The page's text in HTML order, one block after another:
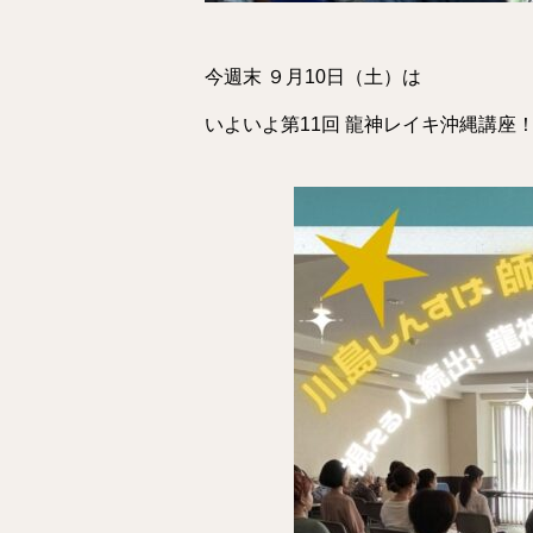
今週末 ９月10日（土）は
いよいよ第11回 龍神レイキ沖縄講座